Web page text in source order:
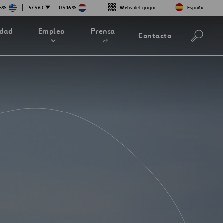
| 57.46€ -0.416% Webs del grupo España
Empleo
Abrir
nueva
Prensa Contacto